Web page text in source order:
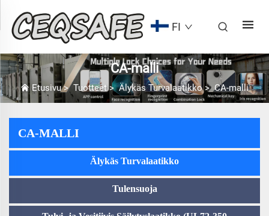
FI
CA-malli
Etusivu>Tuotteet>Älykäs Turvalaatikko>CA-malli
CA-MALLI
Älykäs Turvalaatikko
Tulensuoja